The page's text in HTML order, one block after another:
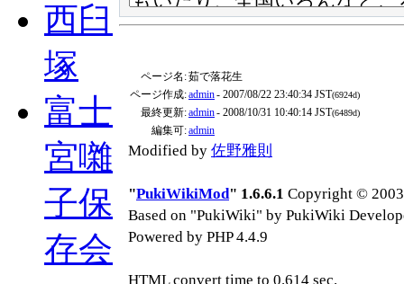
西臼
塚
富士
宮囃
子保
存会
ページ名:茹で落花生
ページ作成:admin- 2007/08/22 23:40:34 JST(6924d)
最終更新:admin- 2008/10/31 10:40:14 JST(6489d)
編集可:admin
Modified by 佐野雅則
"PukiWikiMod" 1.6.6.1 Copyright ©
Based on "PukiWiki" by PukiWiki
Powered by PHP 4.4.9
HTML convert time to 0.614 sec.